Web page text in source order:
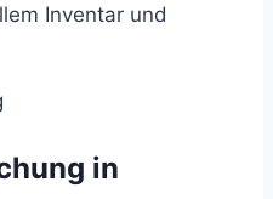
Inventar und
in